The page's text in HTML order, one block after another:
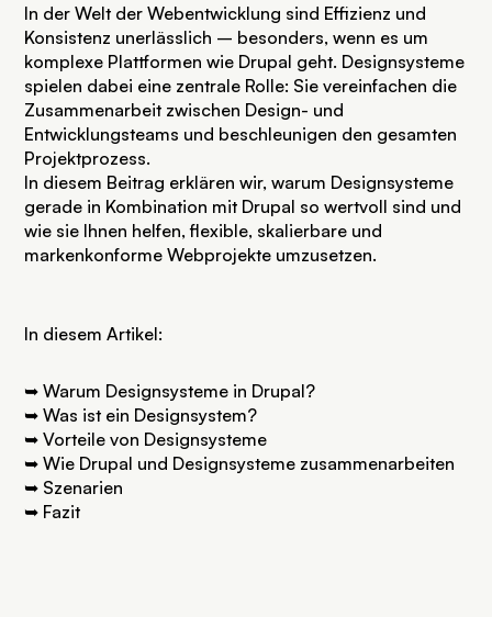
In der Welt der Webentwicklung sind Effizienz und
Konsistenz unerlässlich – besonders, wenn es um
komplexe Plattformen wie Drupal geht. Designsysteme
spielen dabei eine zentrale Rolle: Sie vereinfachen die
Zusammenarbeit zwischen Design- und
Entwicklungsteams und beschleunigen den gesamten
Projektprozess.
In diesem Beitrag erklären wir, warum Designsysteme
gerade in Kombination mit Drupal so wertvoll sind und
wie sie Ihnen helfen, flexible, skalierbare und
markenkonforme Webprojekte umzusetzen.
In diesem Artikel:
➥ Warum Designsysteme in Drupal?
➥ Was ist ein Designsystem?
➥ Vorteile von Designsysteme
➥ Wie Drupal und Designsysteme zusammenarbeiten
➥ Szenarien
➥ Fazit